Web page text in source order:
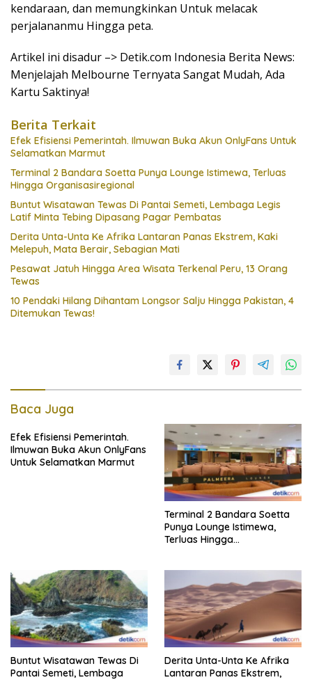
kendaraan, dan memungkinkan Untuk melacak
perjalananmu Hingga peta.
Artikel ini disadur –> Detik.com Indonesia Berita News:
Menjelajah Melbourne Ternyata Sangat Mudah, Ada
Kartu Saktinya!
Berita Terkait
Efek Efisiensi Pemerintah. Ilmuwan Buka Akun OnlyFans Untuk
Selamatkan Marmut
Terminal 2 Bandara Soetta Punya Lounge Istimewa, Terluas
Hingga Organisasiregional
Buntut Wisatawan Tewas Di Pantai Semeti, Lembaga Legis
Latif Minta Tebing Dipasang Pagar Pembatas
Derita Unta-Unta Ke Afrika Lantaran Panas Ekstrem, Kaki
Melepuh, Mata Berair, Sebagian Mati
Pesawat Jatuh Hingga Area Wisata Terkenal Peru, 13 Orang
Tewas
10 Pendaki Hilang Dihantam Longsor Salju Hingga Pakistan, 4
Ditemukan Tewas!
Baca Juga
Efek Efisiensi Pemerintah.
Ilmuwan Buka Akun OnlyFans
Untuk Selamatkan Marmut
Terminal 2 Bandara Soetta
Punya Lounge Istimewa,
Terluas Hingga
Buntut Wisatawan Tewas Di
Pantai Semeti, Lembaga
Derita Unta-Unta Ke Afrika
Lantaran Panas Ekstrem,